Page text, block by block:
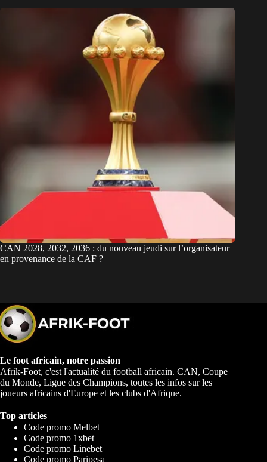
CAN 2028, 2032, 2036 : du nouveau jeudi sur l’organisateur
en provenance de la CAF ?
Le foot africain, notre passion
Afrik-Foot, c'est l'actualité du football africain. CAN, Coupe
du Monde, Ligue des Champions, toutes les infos sur les
joueurs africains d'Europe et les clubs d'Afrique.
Top articles
Code promo Melbet
Code promo 1xbet
Code promo Linebet
Code promo Paripesa